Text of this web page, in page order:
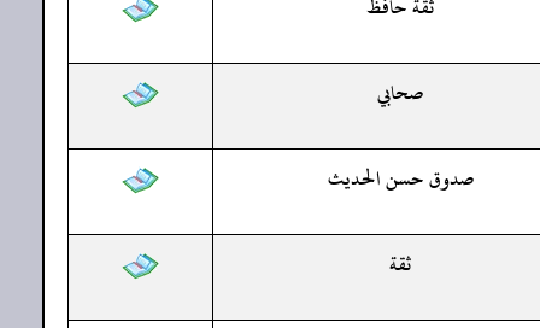
صحابي
صدوق حسن الحديث
ثقة